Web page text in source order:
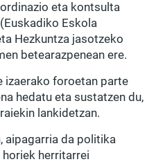
eta kontsulta
Eskola
Hezkuntza jasotzeko
betearazpenean ere.
izaerako foroetan parte
hedatu eta sustatzen du,
lankidetzan.
aipagarria da politika
herritarrei